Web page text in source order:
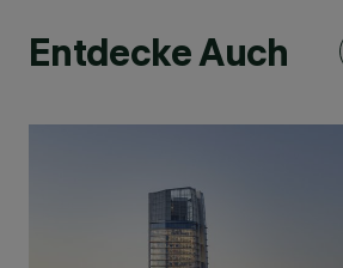
Entdecke Auch